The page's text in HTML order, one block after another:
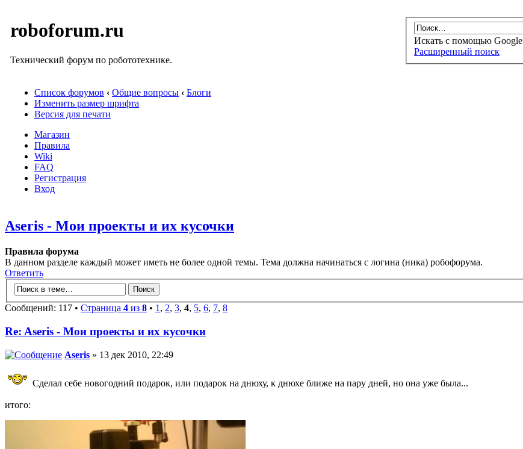
roboforum.ru
Технический форум по робототехнике.
Искать с помощью Google
Расширенный поиск
Список форумов ‹ Общие вопросы ‹ Блоги
Изменить размер шрифта
Версия для печати
Магазин
Правила
Wiki
FAQ
Регистрация
Вход
Aseris - Мои проекты и их кусочки
Правила форума
В данном разделе каждый может иметь не более одной темы. Тема должна начинаться с логина (ника) робофорума.
Ответить
Сообщений: 117 • Страница 4 из 8 • 1, 2, 3, 4, 5, 6, 7, 8
Re: Aseris - Мои проекты и их кусочки
Aseris » 13 дек 2010, 22:49
Сделал себе новогодний подарок, или подарок на днюху, к днюхе ближе на пару дней, но она уже была...
итого: